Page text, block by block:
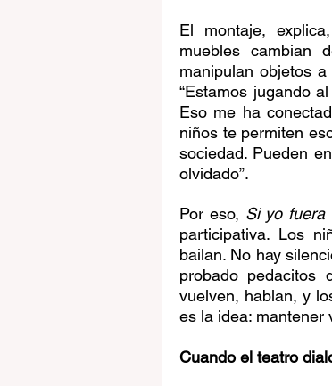
El montaje,
muebles cambian
manipulan objetos
“Estamos jugando
Eso me ha
niños te permiten
sociedad. Pueden
olvidado”.
Por eso, Si yo fuera
participativa. Los
bailan. No hay
probado
vuelven, hablan, y
es la idea: mantener
Cuando el teatro